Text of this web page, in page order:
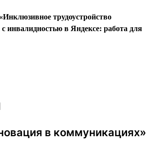
трудоустройство
с инвалидностью в Яндексе: работа для
в коммуникациях»